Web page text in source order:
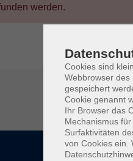
werden.
Cookies sind
Webbrowser
gespeichert
Cookie genannt
Ihr Browser das
Mechanismus
Surfaktivitäten
von Cookies ein.